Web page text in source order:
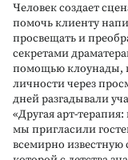
Человек создает
помочь клиенту
просвещать и
секретами
помощью клоунады,
личности через
дней разгадывали
«Другая арт-
мы пригласили
всемирно известную